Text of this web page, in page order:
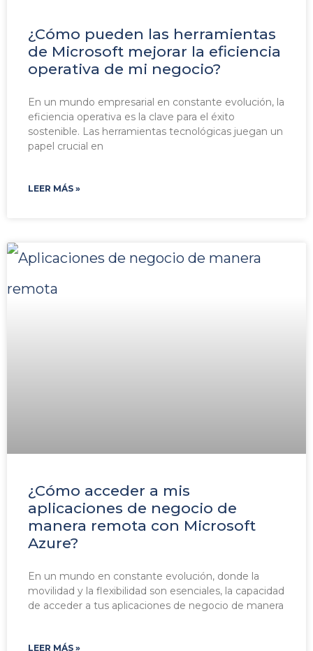
¿Cómo pueden las herramientas
de Microsoft mejorar la eficiencia
operativa de mi negocio?
En un mundo empresarial en constante evolución, la
eficiencia operativa es la clave para el éxito
sostenible. Las herramientas tecnológicas juegan un
papel crucial en
LEER MÁS »
¿Cómo acceder a mis
aplicaciones de negocio de
manera remota con Microsoft
Azure?
En un mundo en constante evolución, donde la
movilidad y la flexibilidad son esenciales, la capacidad
de acceder a tus aplicaciones de negocio de manera
LEER MÁS »